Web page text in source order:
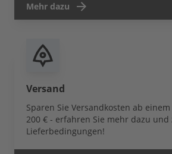
Mehr dazu
Versand
Sparen Sie Versandkosten ab
200 € - erfahren Sie mehr dazu und
Lieferbedingungen!